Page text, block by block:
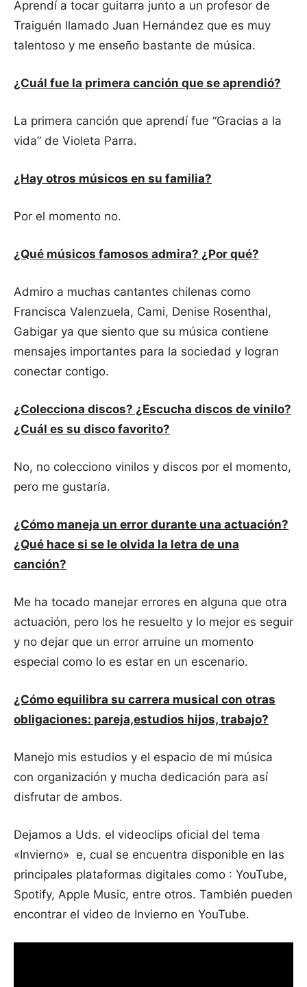
Aprendí a tocar guitarra junto a un profesor de
Traiguén llamado Juan Hernández que es muy
talentoso y me enseño bastante de música.
¿Cuál fue la primera canción que se aprendió?
La primera canción que aprendí fue “Gracias a la
vida” de Violeta Parra.
¿Hay otros músicos en su familia?
Por el momento no.
¿Qué músicos famosos admira? ¿Por qué?
Admiro a muchas cantantes chilenas como
Francisca Valenzuela, Cami, Denise Rosenthal,
Gabigar ya que siento que su música contiene
mensajes importantes para la sociedad y logran
conectar contigo.
¿Colecciona discos? ¿Escucha discos de vinilo?
¿Cuál es su disco favorito?
No, no colecciono vinilos y discos por el momento,
pero me gustaría.
¿Cómo maneja un error durante una actuación?
¿Qué hace si se le olvida la letra de una
canción?
Me ha tocado manejar errores en alguna que otra
actuación, pero los he resuelto y lo mejor es seguir
y no dejar que un error arruine un momento
especial como lo es estar en un escenario.
¿Cómo equilibra su carrera musical con otras
obligaciones: pareja,estudios hijos, trabajo?
Manejo mis estudios y el espacio de mi música
con organización y mucha dedicación para así
disfrutar de ambos.
Dejamos a Uds. el videoclips oficial del tema
«Invierno» e, cual se encuentra disponible en las
principales plataformas digitales como : YouTube,
Spotify, Apple Music, entre otros. También pueden
encontrar el video de Invierno en YouTube.